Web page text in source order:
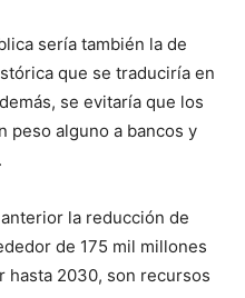
sería también la de
que se traduciría en
se evitaría que los
peso alguno a bancos y
la reducción de
de 175 mil millones
hasta 2030, son recursos